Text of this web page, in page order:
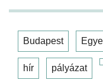
Budapest
hír pályázat